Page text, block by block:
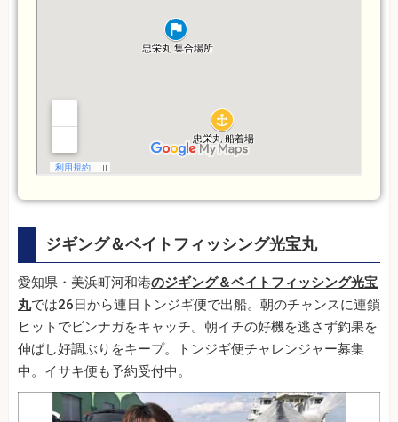
ジギング＆ベイトフィッシング光宝丸
愛知県・美浜町河和港のジギング＆ベイトフィッシング光宝
丸では26日から連日トンジギ便で出船。朝のチャンスに連鎖
ヒットでビンナガをキャッチ。朝イチの好機を逃さず釣果を
伸ばし好調ぶりをキープ。トンジギ便チャレンジャー募集
中。イサキ便も予約受付中。